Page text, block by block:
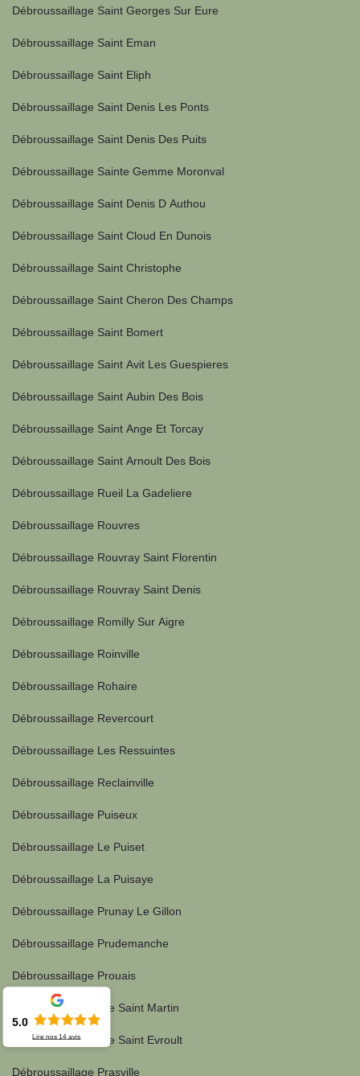
Débroussaillage Saint Georges Sur Eure
Débroussaillage Saint Eman
Débroussaillage Saint Eliph
Débroussaillage Saint Denis Les Ponts
Débroussaillage Saint Denis Des Puits
Débroussaillage Sainte Gemme Moronval
Débroussaillage Saint Denis D Authou
Débroussaillage Saint Cloud En Dunois
Débroussaillage Saint Christophe
Débroussaillage Saint Cheron Des Champs
Débroussaillage Saint Bomert
Débroussaillage Saint Avit Les Guespieres
Débroussaillage Saint Aubin Des Bois
Débroussaillage Saint Ange Et Torcay
Débroussaillage Saint Arnoult Des Bois
Débroussaillage Rueil La Gadeliere
Débroussaillage Rouvres
Débroussaillage Rouvray Saint Florentin
Débroussaillage Rouvray Saint Denis
Débroussaillage Romilly Sur Aigre
Débroussaillage Roinville
Débroussaillage Rohaire
Débroussaillage Revercourt
Débroussaillage Les Ressuintes
Débroussaillage Reclainville
Débroussaillage Puiseux
Débroussaillage Le Puiset
Débroussaillage La Puisaye
Débroussaillage Prunay Le Gillon
Débroussaillage Prudemanche
Débroussaillage Prouais
Débroussaillage Pre Saint Martin
Débroussaillage Pre Saint Evroult
Débroussaillage Prasville
5.0
Lire nos14 avis